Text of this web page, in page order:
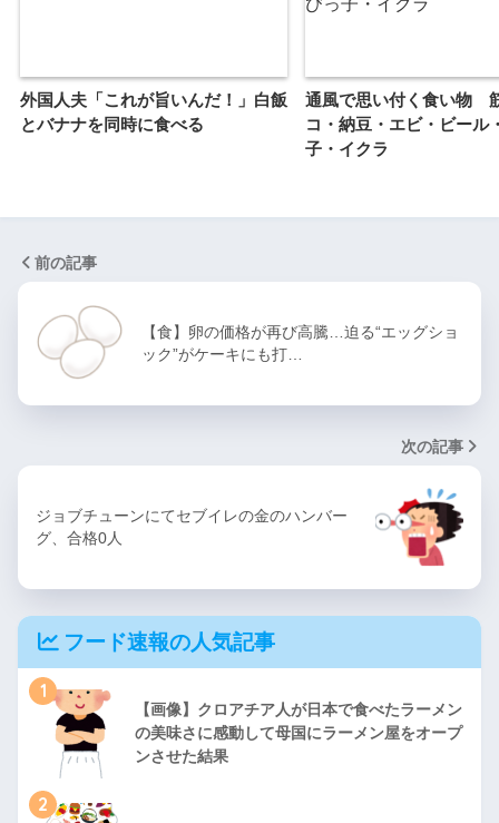
外国人夫「これが旨いんだ！」白飯
とバナナを同時に食べる
通風で思い付く食い物
コ・納豆・エビ・ビール
子・イクラ
前の記事
【食】卵の価格が再び高騰…迫る“エッグショ
ック”がケーキにも打…
次の記事
ジョブチューンにてセブイレの金のハンバー
グ、合格0人
フード速報の人気記事
1
【画像】クロアチア人が日本で食べたラーメン
の美味さに感動して母国にラーメン屋をオープ
ンさせた結果
2